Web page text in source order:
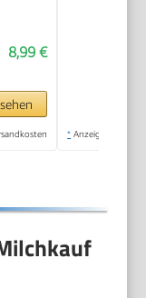
und
2
8,99 €
* Anzeige